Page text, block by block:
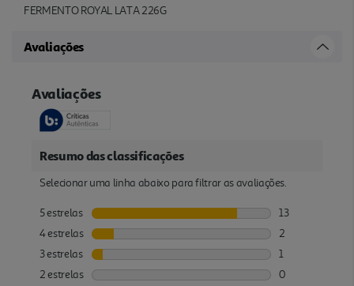
FERMENTO ROYAL LATA 226G
Avaliações